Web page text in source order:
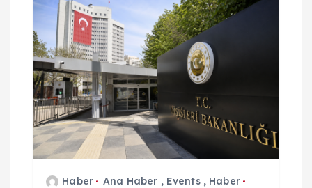
Haber Ana Haber , Events, Haber